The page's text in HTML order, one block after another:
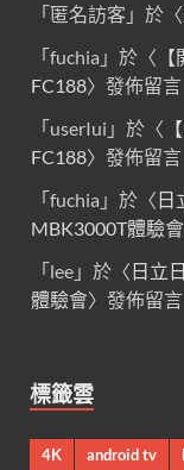
「匿名訪客 」於〈
「fuchia 」於〈
FC188〉發佈留言
「userIui 」於〈
FC188〉發佈留言
「fuchia 」於〈日
MBK3000T體驗會
「lee 」於〈日立
體驗會〉發佈留言
標籤雲
4K android tv